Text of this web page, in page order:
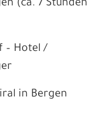
(ca. 7 Stunden
– Hotel /
in Bergen